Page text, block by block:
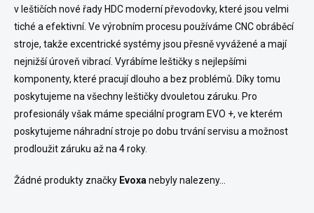
v leštičích nové řady HDC moderní převodovky, které jsou velmi
tiché a efektivní. Ve výrobním procesu používáme CNC obráběcí
stroje, takže excentrické systémy jsou přesně vyvážené a mají
nejnižší úroveň vibrací. Vyrábíme leštičky s nejlepšími
komponenty, které pracují dlouho a bez problémů. Díky tomu
poskytujeme na všechny leštičky dvouletou záruku. Pro
profesionály však máme speciální program EVO +, ve kterém
poskytujeme náhradní stroje po dobu trvání servisu a možnost
prodloužit záruku až na 4 roky.
Žádné produkty značky Evoxa nebyly nalezeny...